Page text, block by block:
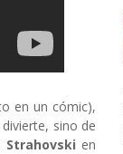
en un cómic),
sino de
Strahovski en